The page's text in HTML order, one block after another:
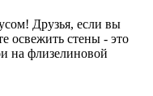
Друзья, если вы
освежить стены - это
на флизелиновой